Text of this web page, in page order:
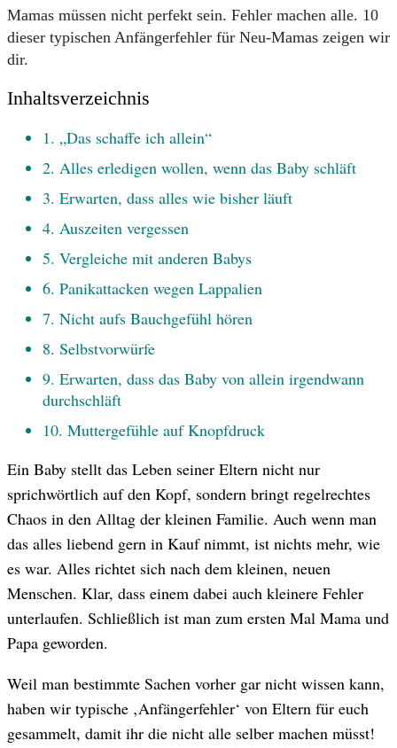
© AdobeStock/ Tomsickova
Mamas müssen nicht perfekt sein. Fehler machen alle. 10
dieser typischen Anfängerfehler für Neu-Mamas zeigen wir
dir.
Inhaltsverzeichnis
1. „Das schaffe ich allein“
2. Alles erledigen wollen, wenn das Baby schläft
3. Erwarten, dass alles wie bisher läuft
4. Auszeiten vergessen
5. Vergleiche mit anderen Babys
6. Panikattacken wegen Lappalien
7. Nicht aufs Bauchgefühl hören
8. Selbstvorwürfe
9. Erwarten, dass das Baby von allein irgendwann
durchschläft
10. Muttergefühle auf Knopfdruck
Ein Baby stellt das Leben seiner Eltern nicht nur
sprichwörtlich auf den Kopf, sondern bringt regelrechtes
Chaos in den Alltag der kleinen Familie. Auch wenn man
das alles liebend gern in Kauf nimmt, ist nichts mehr, wie
es war. Alles richtet sich nach dem kleinen, neuen
Menschen. Klar, dass einem dabei auch kleinere Fehler
unterlaufen. Schließlich ist man zum ersten Mal Mama und
Papa geworden.
Weil man bestimmte Sachen vorher gar nicht wissen kann,
haben wir typische ‚Anfängerfehler‘ von Eltern für euch
gesammelt, damit ihr die nicht alle selber machen müsst!